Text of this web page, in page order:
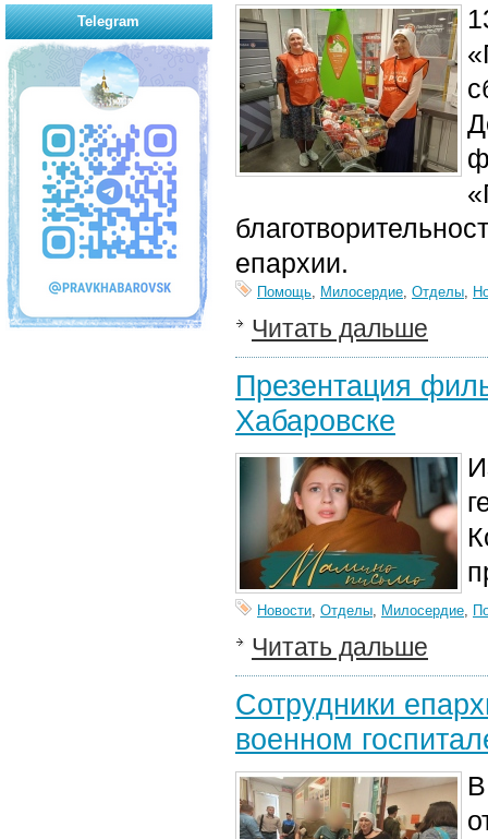
епархии.
Помощь, Милосердие, Отделы,
Читать дальше
Презентация
Хабаровске
Новости, Отделы, Милосердие,
Читать дальше
Сотрудники
военном
Telegram